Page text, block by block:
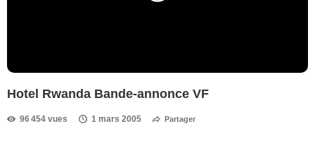
Hotel Rwanda Bande-annonce VF
96 454 vues 1 mars 2005 Partager